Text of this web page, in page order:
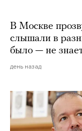
В Москве
слышали в
было — не
день назад